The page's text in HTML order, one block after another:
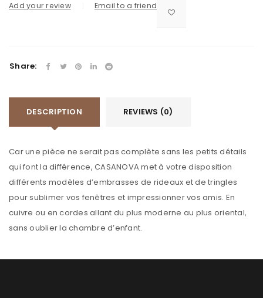
Add your review Email to a friend
Share:
DESCRIPTION REVIEWS (0)
Car une pièce ne serait pas complète sans les petits détails
qui font la différence, CASANOVA met à votre disposition
différents modèles d’embrasses de rideaux et de tringles
pour sublimer vos fenêtres et impressionner vos amis. En
cuivre ou en cordes allant du plus moderne au plus oriental,
sans oublier la chambre d’enfant.